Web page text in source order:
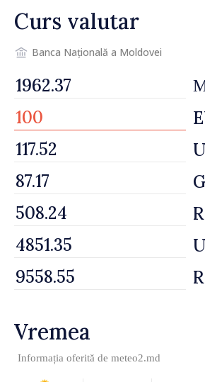
Curs valutar
Banca Națională a Moldovei
Vremea
Informația oferită de meteo2.md